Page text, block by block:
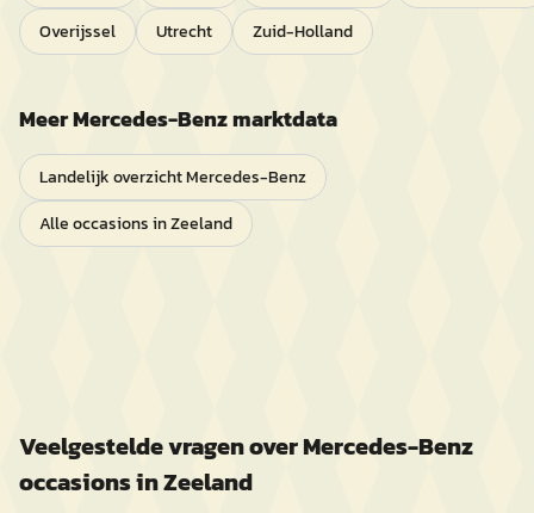
Overijssel
Utrecht Zuid-Holland
MeerMercedes-Benzmarktdata
Landelijk overzichtMercedes-Benz
Alle occasions inZeeland
Veelgestelde vragen overMercedes-Benz
occasions inZeeland